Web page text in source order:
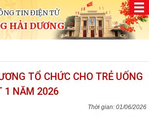
TIN ĐIỆN TỬ
HẢI DƯƠNG
TỔ CHỨC CHO TRẺ UỐNG
1 NĂM 2026
01/06/2026